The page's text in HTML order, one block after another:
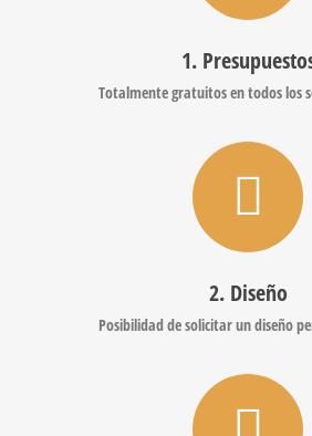
1.
Totalmente gratuitos en todos los
2. Diseño
Posibilidad de solicitar un diseño